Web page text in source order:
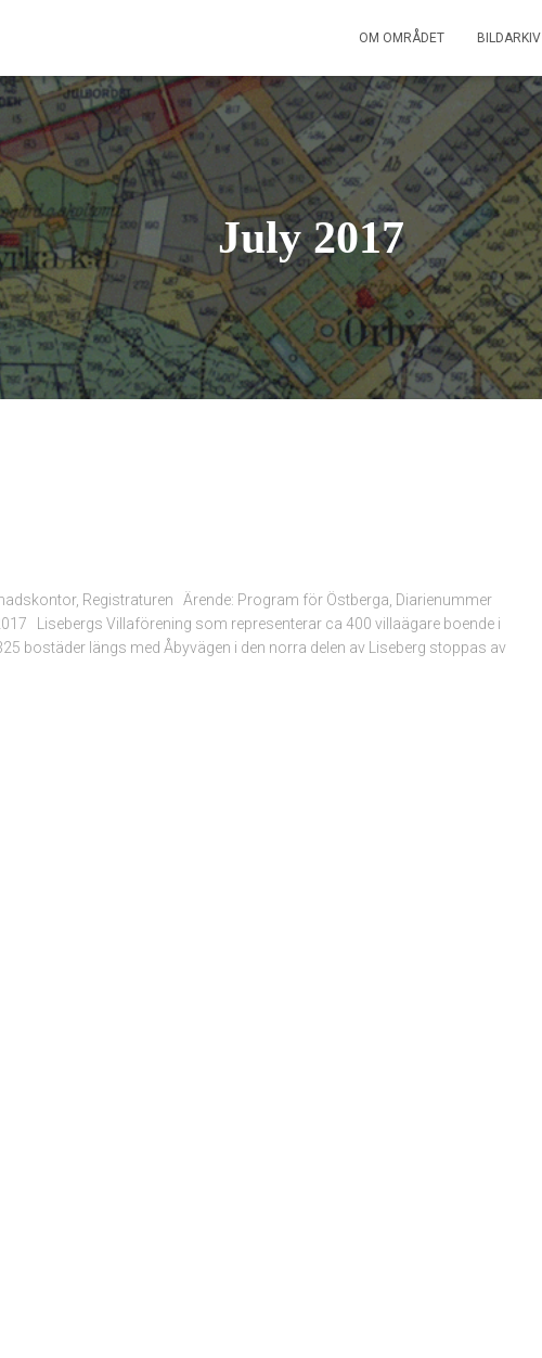
OM OMRÅDET BILDARKIV
July 2017
Registraturen Ärende: Program för Östberga, Diarienummer
Lisebergs Villaförening som representerar ca 400 villaägare boende i
bostäder längs med Åbyvägen i den norra delen av Liseberg stoppas av